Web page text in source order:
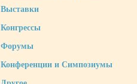
Выставки
Конгрессы
Форумы
Конференции и Симпозиумы